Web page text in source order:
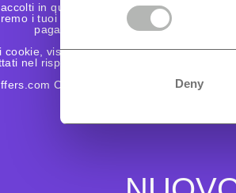
Deny
in questa pagina verranno utilizzati
i tuoi dati solo per tracciare un ordine
pagamento in contrassegno.
cookie, visitandolo accetti questa politica.
nel rispetto dell’informativa sulla privacy.
Copyright 2022. All Rights